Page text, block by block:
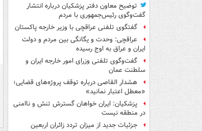
توضیح معاون دفتر پزشکیان درباره انتشار
گفت‌وگوی رئیس‌جمهوری با مردم
گفتگوی تلفنی عراقچی با وزیر خارجه پاکستان
عراقچی: وحدت و یگانگی بین مردم و دولت
ایران و عراق به اوج رسیده
گفت‌وگوی تلفنی وزرای امور خارجه ایران و
سلطنت عمان
هشدار القاصی درباره توقف پروژه‌های قضایی؛
«معطل اعتبار نمانید»
پزشکیان: ایران خواهان گسترش تنش و ناامنی
در منطقه نیست
جزئیات جدید از میزان تردد زائران اربعین